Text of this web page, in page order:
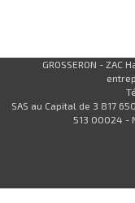
GROSSERON -
SAS au Capital de 3 817
513 00024 -